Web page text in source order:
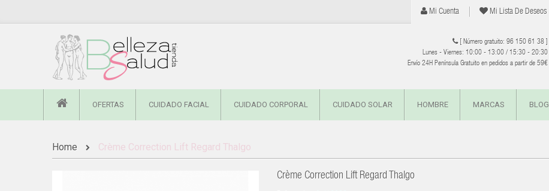
Mi Cuenta Mi Lista De Deseos
[ Número gratuito: 96 150 61 38
Lunes - Viernes: 10:00 - 13:00 / 15:30 - 20:30
Envío 24H Península Gratuito en pedidos a partir de 59€
OFERTAS CUIDADO FACIAL CUIDADO CORPORAL CUIDADO SOLAR HOMBRE MARCAS BLOG
Home Crème Correction Lift Regard Thalgo
Crème Correction Lift Regard Thalgo